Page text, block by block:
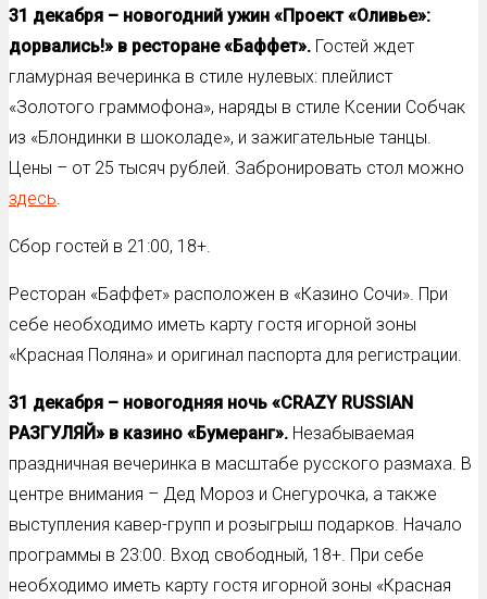
31 декабря – новогодний ужин «Проект «Оливье»:
дорвались!» в ресторане «Баффет». Гостей ждет
гламурная вечеринка в стиле нулевых: плейлист
«Золотого граммофона», наряды в стиле Ксении Собчак
из «Блондинки в шоколаде», и зажигательные танцы.
Цены – от 25 тысяч рублей. Забронировать стол можно
здесь
Сбор гостей в 21:00, 18+.
Ресторан «Баффет» расположен в «Казино Сочи». При
себе необходимо иметь карту гостя игорной зоны
«Красная Поляна» и оригинал паспорта для регистрации.
31 декабря – новогодняя ночь «CRAZY RUSSIAN
РАЗГУЛЯЙ» в казино «Бумеранг». Незабываемая
праздничная вечеринка в масштабе русского размаха. В
центре внимания – Дед Мороз и Снегурочка, а также
выступления кавер-групп и розыгрыш подарков. Начало
программы в 23:00. Вход свободный, 18+. При себе
необходимо иметь карту гостя игорной зоны «Красная